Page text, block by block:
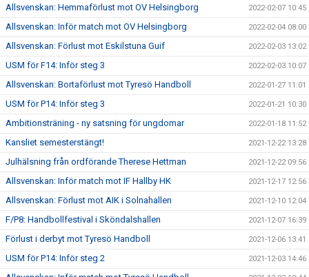
Allsvenskan: Hemmaförlust mot OV Helsingborg 2022-02-07 10:45
Allsvenskan: Inför match mot OV Helsingborg 2022-02-04 08:00
Allsvenskan: Förlust mot Eskilstuna Guif 2022-02-03 13:02
USM för F14: Inför steg 3 2022-02-03 10:07
Allsvenskan: Bortaförlust mot Tyresö Handboll 2022-01-27 11:01
USM för P14: Inför steg 3 2022-01-21 10:30
Ambitionsträning - ny satsning för ungdomar 2022-01-18 11:52
Kansliet semesterstängt! 2021-12-22 13:28
Julhälsning från ordförande Therese Hettman 2021-12-22 09:56
Allsvenskan: Inför match mot IF Hallby HK 2021-12-17 12:56
Allsvenskan: Förlust mot AIK i Solnahallen 2021-12-10 12:04
F/P8: Handbollfestival i Sköndalshallen 2021-12-07 16:39
Förlust i derbyt mot Tyresö Handboll 2021-12-06 13:41
USM för P14: Inför steg 2 2021-12-03 14:46